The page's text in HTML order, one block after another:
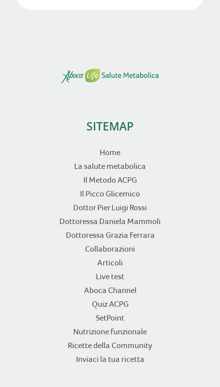
SITEMAP
Home
La salute metabolica
Il Metodo ACPG
Il Picco Glicemico
Dottor Pier Luigi Rossi
Dottoressa Daniela Mammoli
Dottoressa Grazia Ferrara
Collaborazioni
Articoli
Live test
Aboca Channel
Quiz ACPG
SetPoint
Nutrizione funzionale
Ricette della Community
Inviaci la tua ricetta